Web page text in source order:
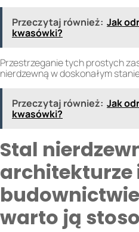
Przeczytaj również: Jak
kwasówki?
Przestrzeganie tych prostych
nierdzewną w doskonałym
Przeczytaj również: Jak
kwasówki?
Stal
architekturze
warto ją